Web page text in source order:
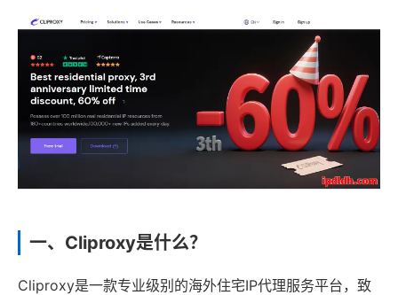
一、Cliproxy是什么？
Cliproxy是一款专业级别的海外住宅IP代理服务平台，致